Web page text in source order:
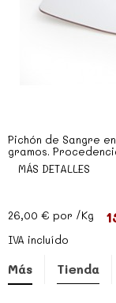
Pichón de Sangre
gramos.
MÁS DETALLES
26,00 € por /Kg
IVA incluído
Más Tienda